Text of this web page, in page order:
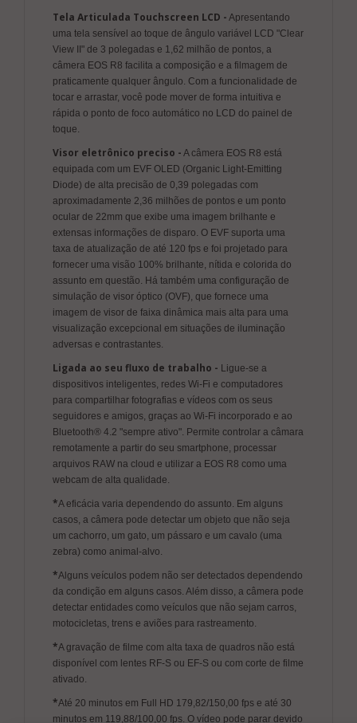
Tela Articulada Touchscreen LCD - Apresentando
uma tela sensível ao toque de ângulo variável LCD "Clear
View II" de 3 polegadas e 1,62 milhão de pontos, a
câmera EOS R8 facilita a composição e a filmagem de
praticamente qualquer ângulo. Com a funcionalidade de
tocar e arrastar, você pode mover de forma intuitiva e
rápida o ponto de foco automático no LCD do painel de
toque.
Visor eletrônico preciso - A câmera EOS R8 está
equipada com um EVF OLED (Organic Light-Emitting
Diode) de alta precisão de 0,39 polegadas com
aproximadamente 2,36 milhões de pontos e um ponto
ocular de 22mm que exibe uma imagem brilhante e
extensas informações de disparo. O EVF suporta uma
taxa de atualização de até 120 fps e foi projetado para
fornecer uma visão 100% brilhante, nítida e colorida do
assunto em questão. Há também uma configuração de
simulação de visor óptico (OVF), que fornece uma
imagem de visor de faixa dinâmica mais alta para uma
visualização excepcional em situações de iluminação
adversas e contrastantes.
Ligada ao seu fluxo de trabalho - Ligue-se a
dispositivos inteligentes, redes Wi-Fi e computadores
para compartilhar fotografias e vídeos com os seus
seguidores e amigos, graças ao Wi-Fi incorporado e ao
Bluetooth® 4.2 "sempre ativo". Permite controlar a câmara
remotamente a partir do seu smartphone, processar
arquivos RAW na cloud e utilizar a EOS R8 como uma
webcam de alta qualidade.
*A eficácia varia dependendo do assunto. Em alguns
casos, a câmera pode detectar um objeto que não seja
um cachorro, um gato, um pássaro e um cavalo (uma
zebra) como animal-alvo.
*Alguns veículos podem não ser detectados dependendo
da condição em alguns casos. Além disso, a câmera pode
detectar entidades como veículos que não sejam carros,
motocicletas, trens e aviões para rastreamento.
*A gravação de filme com alta taxa de quadros não está
disponível com lentes RF-S ou EF-S ou com corte de filme
ativado.
*Até 20 minutos em Full HD 179,82/150,00 fps e até 30
minutos em 119,88/100,00 fps. O vídeo pode parar devido